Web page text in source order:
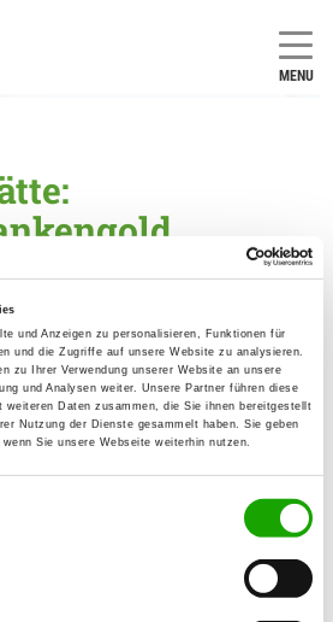
und Anzeigen zu personalisieren, Funktionen für
und die Zugriffe auf unsere Website zu analysieren.
zu Ihrer Verwendung unserer Website an unsere
und Analysen weiter. Unsere Partner führen diese
weiteren Daten zusammen, die Sie ihnen bereitgestellt
Nutzung der Dienste gesammelt haben. Sie geben
Sie unsere Webseite weiterhin nutzen.
MENU
14.05.1979
213